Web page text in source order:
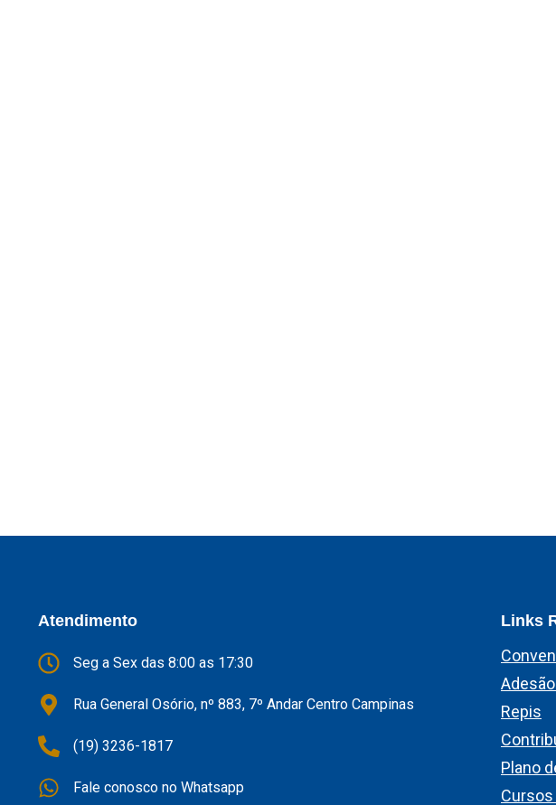
Atendimento
Seg a Sex das 8:00 as 17:30
Rua General Osório, nº 883, 7º Andar Centro Campinas
(19) 3236-1817
Fale conosco no Whatsapp
Links
Repis
Plano